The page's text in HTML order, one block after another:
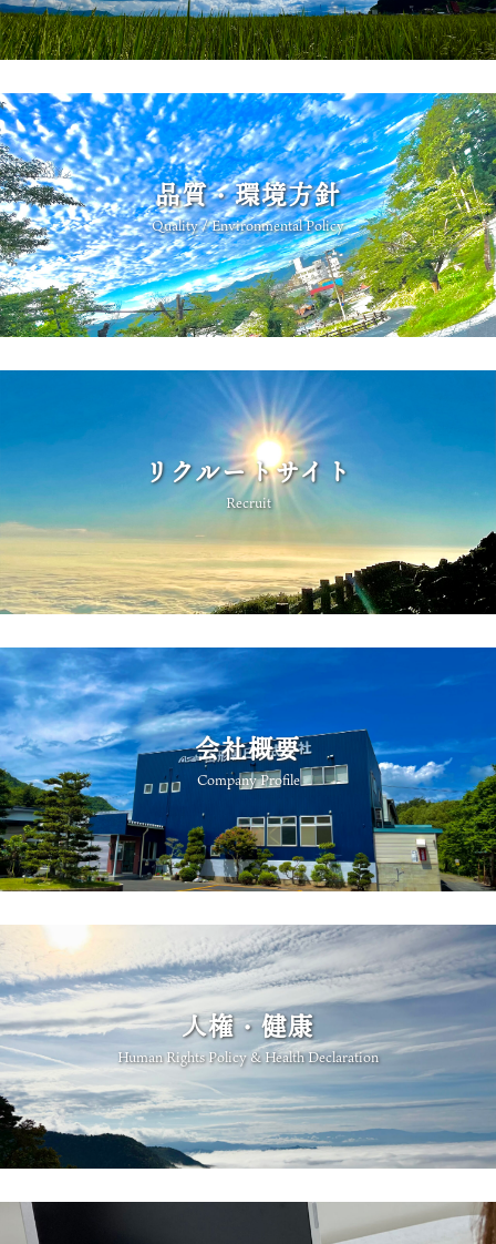
品質・環境方針
Quality / Environmental Policy
リクルートサイト
Recruit
会社概要
Company Profile
人権・健康
Human Rights Policy & Health Declaration